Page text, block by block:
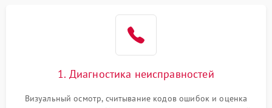
1. Диагностика неисправностей
Визуальный осмотр, считывание кодов ошибок и оценка